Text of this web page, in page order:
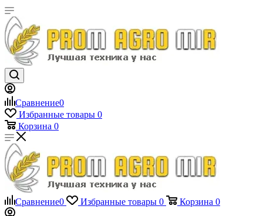
Сравнение0
Избранные товары 0
Корзина 0
Сравнение0 Избранные товары 0 Корзина 0